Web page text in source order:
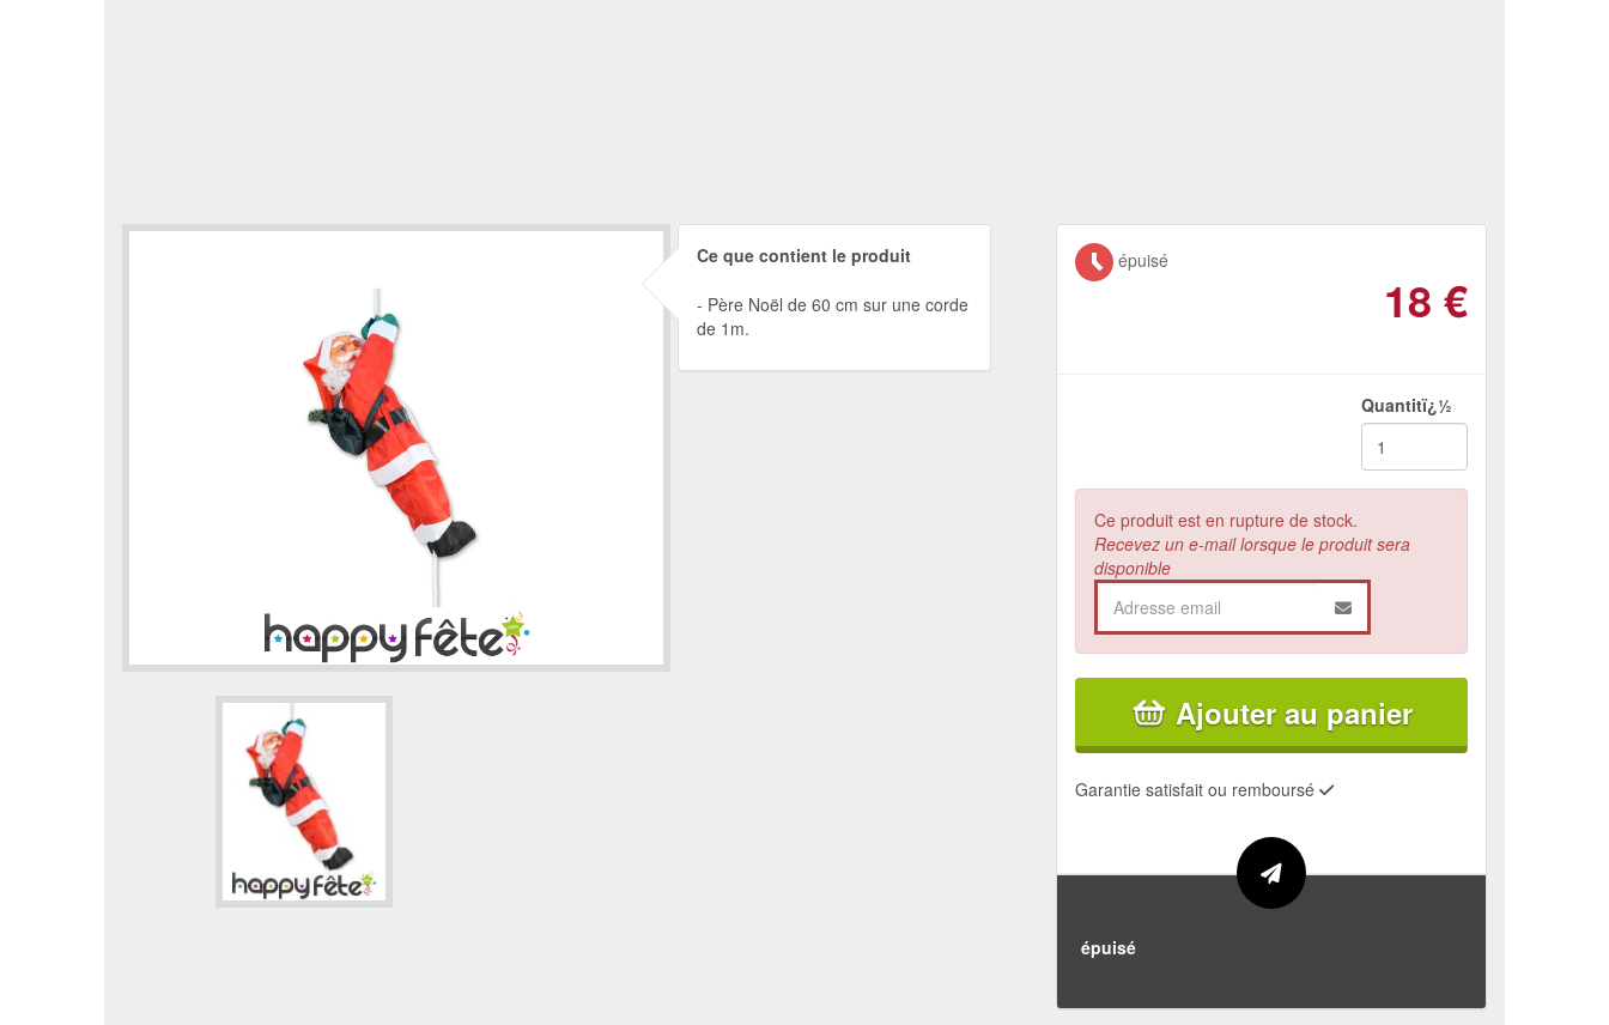
Ce que contient le produit
Père Noël de 60 cm sur une corde
de 1m.
épuisé
18 €
Quantitï¿½
Ce produit est en rupture de stock.
Recevez un e-mail lorsque le produit sera
disponible
Ajouter au panier
Garantie satisfait ou remboursé
épuisé